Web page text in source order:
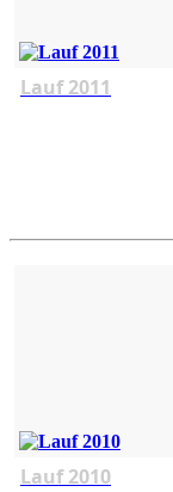
Lauf 2011
Lauf 2010